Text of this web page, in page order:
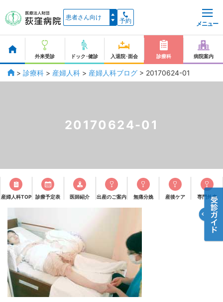
予約 メニュー
外来受診 ドック･健診 入退院･面会 診療科 病院案内
> 診療科 > 産婦人科 > 産婦人科ブログ > 20170624-01
20170624-01
産婦人科TOP 診療予定表 医師紹介 出産のご案内 無痛分娩 産後ケア 専門外来